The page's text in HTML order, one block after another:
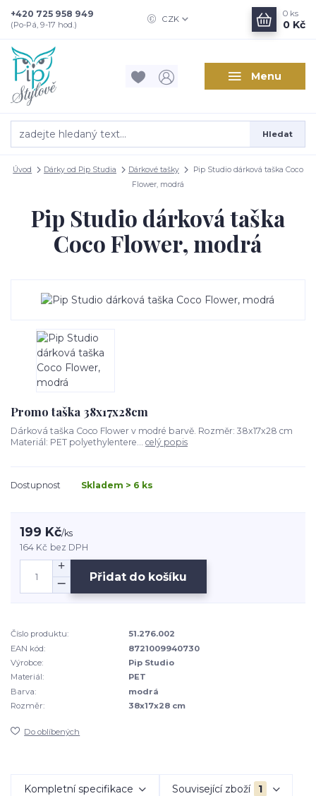
Menu
CZK
Hledat
+420 725 958 949
(Po-Pá, 9-17 hod.)
0 ks
0 Kč
Úvod Dárky od Pip Studia Dárkové tašky
Pip Studio dárková taška Coco
Flower, modrá
Pip Studio dárková taška
Coco Flower, modrá
Promo taška 38x17x28cm
Dárková taška Coco Flower v modré barvě. Rozměr: 38x17x28 cm
Materiál: PET polyethylentere... celý popis
Dostupnost Skladem > 6 ks
199 Kč/ks
164 Kč bez DPH
Přidat do košíku
Číslo produktu:
51.276.002
EAN kód:
8721009940730
Výrobce:
Pip Studio
Materiál:
PET
Barva:
modrá
Rozměr:
38x17x28 cm
Do oblíbených
Kompletní specifikace Související zboží 1